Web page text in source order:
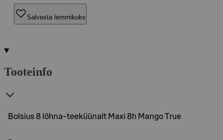
Salvesta lemmikuks
Tooteinfo
Bolsius 8 lõhna-teeküünalt Maxi 8h Mango True